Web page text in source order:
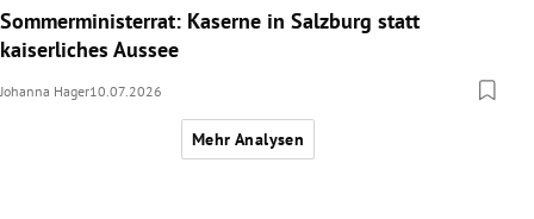
Sommerministerrat: Kaserne in Salzburg statt
kaiserliches Aussee
Johanna Hager10.07.2026
Mehr Analysen